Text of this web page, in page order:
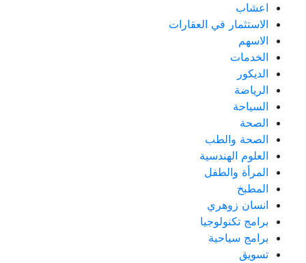
اعشاب
الاستثمار في العقارات
الاسهم
الخدمات
الديكور
الرياضة
السياحة
الصحة
الصحة والطب
العلوم الهندسية
المرأة والطفل
المطبخ
انسان زوهري
برامج تكنولوجيا
برامج سياحية
تسويق